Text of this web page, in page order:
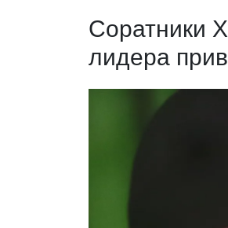
Соратники
лидера